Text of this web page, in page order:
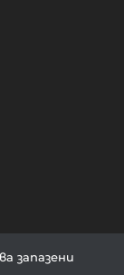
запазени